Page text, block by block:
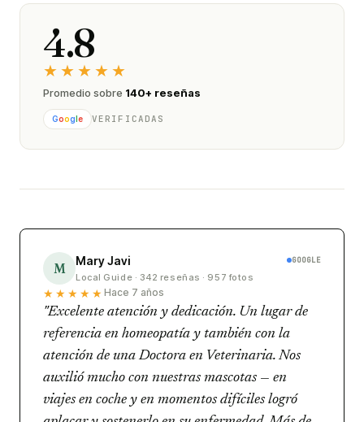
4.8
★★★★★
Promedio sobre 140+ reseñas
Google VERIFICADAS
M Mary Javi
Local Guide · 342 reseñas · 957 fotos
GOOGLE
★★★★★ Hace 7 años
"Excelente atención y dedicación. Un lugar de
referencia en homeopatía y también con la
atención de una Doctora en Veterinaria. Nos
auxilió mucho con nuestras mascotas — en
viajes en coche y en momentos difíciles logró